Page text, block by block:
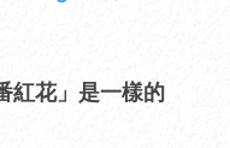
紅花」是一樣的